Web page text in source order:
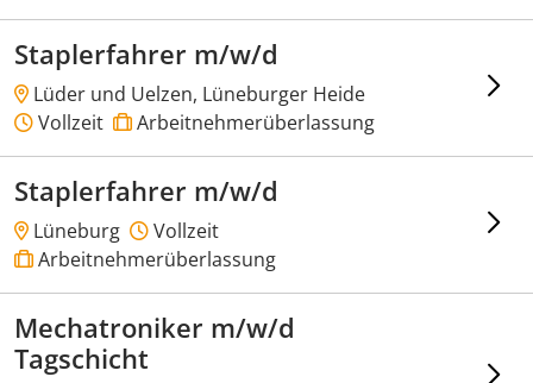
Staplerfahrer m/w/d
Lüder und Uelzen, Lüneburger Heide
Vollzeit
Arbeitnehmerüberlassung
Staplerfahrer m/w/d
Lüneburg
Vollzeit
Arbeitnehmerüberlassung
Mechatroniker m/w/d
Tagschicht